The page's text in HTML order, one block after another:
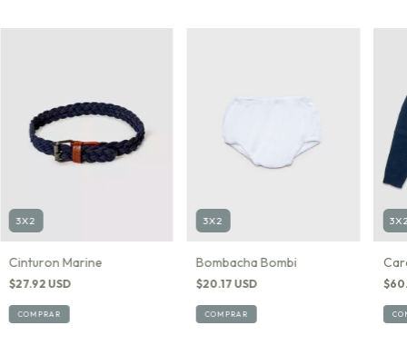
3X2
Cinturon Marine
$27.92 USD
COMPRAR
3X2
Bombacha Bombi
$20.17 USD
COMPRAR